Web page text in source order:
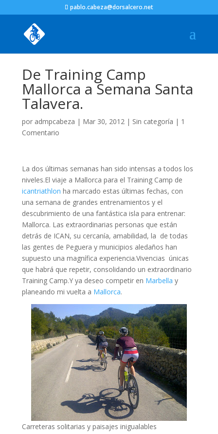
pablo.cabeza@dorsalcero.net
De Training Camp
Mallorca a Semana Santa
Talavera.
por admpcabeza | Mar 30, 2012| Sin categoría | 1
Comentario
La dos últimas semanas han sido intensas a todos los
niveles.El viaje a Mallorca para el Training Camp de
icantriathlon ha marcado estas últimas fechas, con
una semana de grandes entrenamientos y el
descubrimiento de una fantástica isla para entrenar:
Mallorca. Las extraordinarias personas que están
detrás de ICAN, su cercanía, amabilidad, la de todas
las gentes de Peguera y municipios aledaños han
supuesto una magnífica experiencia.Vivencias únicas
que habrá que repetir, consolidando un extraordinario
Training Camp.Y ya deseo competir en Marbella y
planeando mi vuelta a Mallorca.
Carreteras solitarias y paisajes inigualables